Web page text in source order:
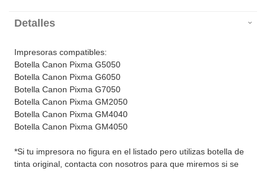
Detalles
Impresoras compatibles:
Botella Canon Pixma G5050
Botella Canon Pixma G6050
Botella Canon Pixma G7050
Botella Canon Pixma GM2050
Botella Canon Pixma GM4040
Botella Canon Pixma GM4050
*Si tu impresora no figura en el listado pero utilizas botella de
tinta original, contacta con nosotros para que miremos si se